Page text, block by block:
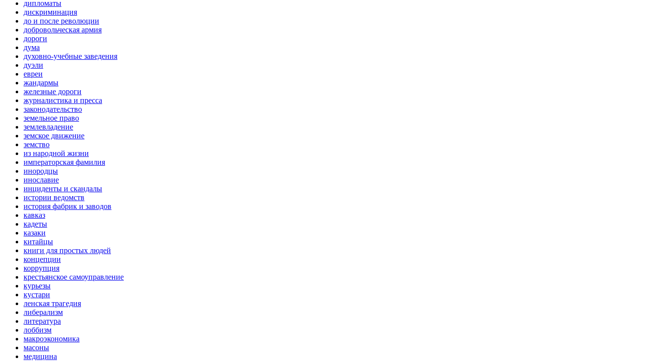
дипломаты
дискриминация
до и после революции
добровольческая армия
дороги
дума
духовно-учебные заведения
дуэли
евреи
жандармы
железные дороги
журналистика и пресса
законодательство
земельное право
землевладение
земское движение
земство
из народной жизни
императорская фамилия
инородцы
инославие
инциденты и скандалы
истории ведомств
история фабрик и заводов
кавказ
кадеты
казаки
китайцы
книги для простых людей
концепции
коррупция
крестьянское самоуправление
курьезы
кустари
ленская трагедия
либерализм
литература
лоббизм
макроэкономика
масоны
медицина